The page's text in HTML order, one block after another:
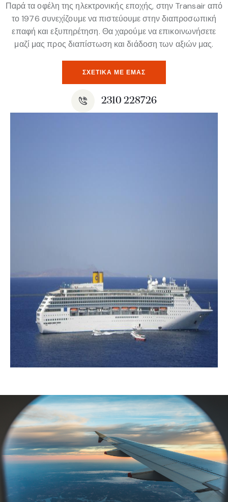
Παρά τα οφέλη της ηλεκτρονικής εποχής, στην Transair από
το 1976 συνεχίζουμε να πιστεύουμε στην διαπροσωπική
επαφή και εξυπηρέτηση. Θα χαρούμε να επικοινωνήσετε
μαζί μας προς διαπίστωση και διάδοση των αξιών μας.
ΣΧΕΤΙΚΆ ΜΕ ΕΜΆΣ
2310 228726